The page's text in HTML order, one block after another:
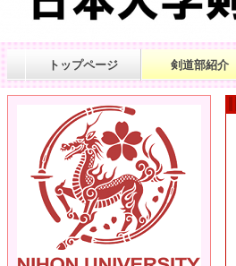
トップページ 剣道部紹介